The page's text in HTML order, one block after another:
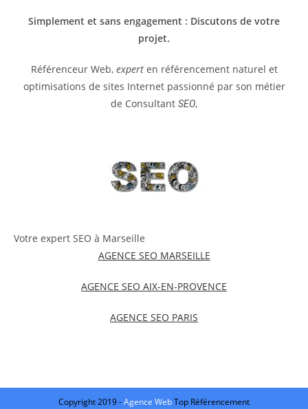
Simplement et sans engagement : Discutons de votre
projet.
Référenceur Web, experten référencement naturel et
optimisations de sites Internet passionné par son métier
de Consultant SEO,
Votre expert SEO à Marseille
AGENCE SEO MARSEILLE
AGENCE SEO AIX-EN-PROVENCE
AGENCE SEO PARIS
Copyright 2019 -Agence WebTop Référencement